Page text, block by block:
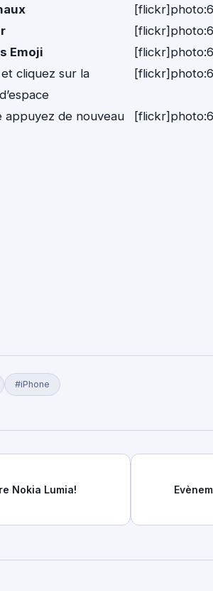
Emoji
cliquez sur la
appuyez de nouveau
#iPhone
Nokia Lumia!